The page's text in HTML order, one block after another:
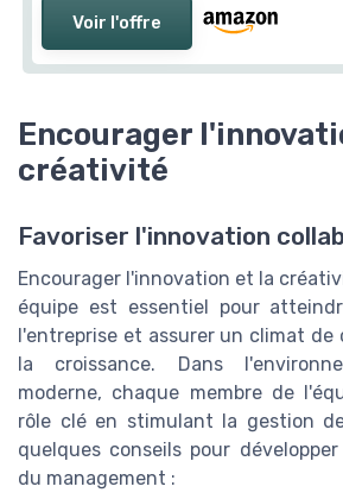
Voir l'offre
Encourager
créativité
Favoriser l'innovation
Encourager l'innovation et la
équipe est essentiel pour
l'entreprise et assurer un climat de
la croissance. Dans
moderne, chaque membre de
rôle clé en stimulant la gestion
quelques conseils pour
du management :